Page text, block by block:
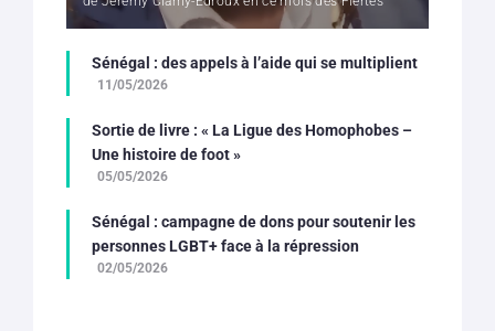
Sénégal : des appels à l’aide qui se multiplient
11/05/2026
Sortie de livre : « La Ligue des Homophobes –
Une histoire de foot »
05/05/2026
Sénégal : campagne de dons pour soutenir les
personnes LGBT+ face à la répression
02/05/2026